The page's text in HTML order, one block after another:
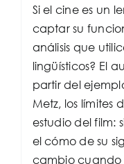
Si el cine es un
captar su
análisis que
lingüísticos? El
partir del
Metz, los límites
estudio del film:
el cómo de su
cambio cuando